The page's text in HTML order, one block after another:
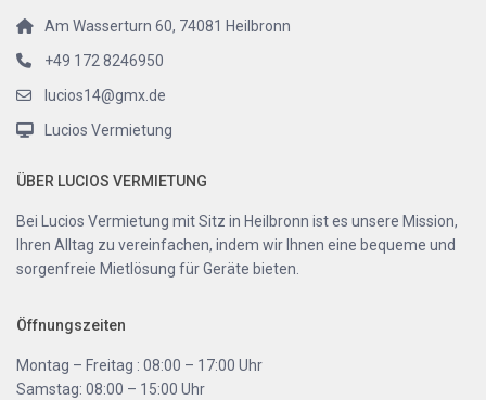
Am Wasserturn 60, 74081 Heilbronn
+49 172 8246950
lucios14@gmx.de
Lucios Vermietung
ÜBER LUCIOS VERMIETUNG
Bei Lucios Vermietung mit Sitz in Heilbronn ist es unsere Mission,
Ihren Alltag zu vereinfachen, indem wir Ihnen eine bequeme und
sorgenfreie Mietlösung für Geräte bieten.
Öffnungszeiten
Montag – Freitag : 08:00 – 17:00 Uhr
Samstag: 08:00 – 15:00 Uhr